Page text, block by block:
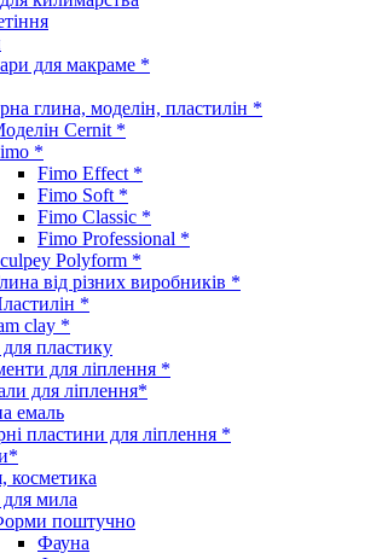
для макраме *
глина, моделін, пластилін *
Cernit *
*
Fimo Effect *
Fimo Soft *
Fimo Classic *
Fimo Professional *
Polyform *
від різних виробників *
*
clay *
пластику
для ліплення *
для ліплення*
емаль
пластини для ліплення *
косметика
мила
поштучно
Фауна